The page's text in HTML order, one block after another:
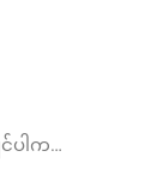
ပါက…